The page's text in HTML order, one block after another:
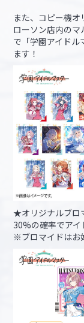
また、コピー機オ
ローソン店内のマ
で「学園アイドル
ます！
★オリジナルブロ
30%の確率でア
※ブロマイドはお